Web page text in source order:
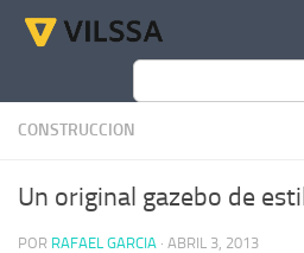
Saltar al contenido
Buscar
CONSTRUCCION
Un original gazebo de
POR RAFAEL GARCIA · ABRIL 3, 2013